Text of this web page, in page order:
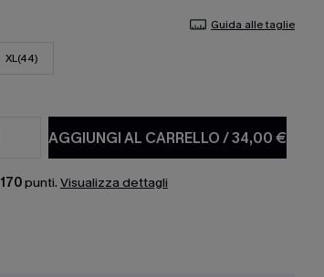
Guida alle taglie
XL(44)
AGGIUNGI AL CARRELLO/34,00 €
170punti. Visualizza dettagli